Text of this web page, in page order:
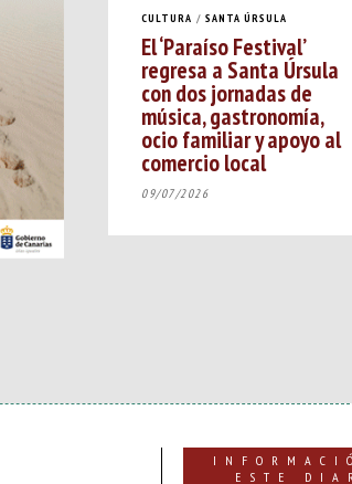
CULTURA / SANTA ÚRSULA
El ‘Paraíso Festival’
regresa a Santa Úrsula
con dos jornadas de
música, gastronomía,
ocio familiar y apoyo al
comercio local
09/07/2026
ESTE